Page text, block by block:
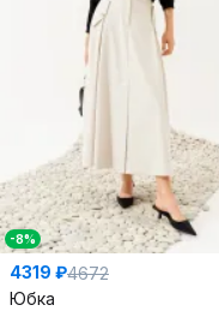
-8%
4319 ₽4672
Юбка